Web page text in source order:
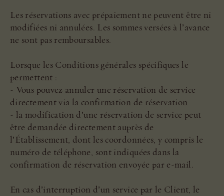
Les réservations avec prépaiement ne peuvent être ni
modifiées ni annulées. Les sommes versées à l’avance
ne sont pas remboursables.
Lorsque les Conditions générales spécifiques le
permettent :
- Vous pouvez annuler une réservation de service
directement via la confirmation de réservation
- la modification d’une réservation de service peut
être demandée directement auprès de
l’Établissement, dont les coordonnées, y compris le
numéro de téléphone, sont indiquées dans la
confirmation de réservation envoyée par e-mail.
En cas d’interruption d’un service par le Client, le